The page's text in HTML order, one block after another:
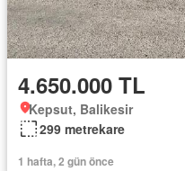
4.650.000 TL
Kepsut, Balikesir
299 metrekare
1 hafta, 2 gün önce